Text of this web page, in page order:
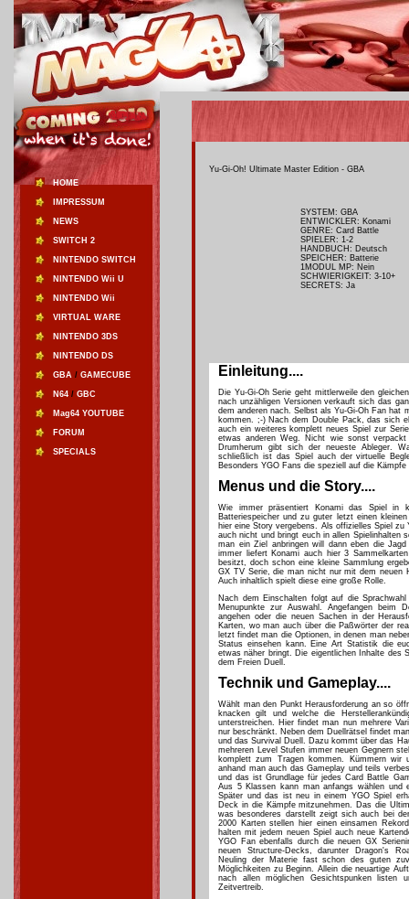
HOME
IMPRESSUM
NEWS
SWITCH 2
NINTENDO SWITCH
NINTENDO Wii U
NINTENDO Wii
VIRTUAL WARE
NINTENDO 3DS
NINTENDO DS
GBA / GAMECUBE
N64 / GBC
Mag64 YOUTUBE
FORUM
SPECIALS
Yu-Gi-Oh! Ultimate Master Edition - GBA
SYSTEM: GBA
ENTWICKLER: Konami
GENRE: Card Battle
SPIELER: 1-2
HANDBUCH: Deutsch
SPEICHER: Batterie
1MODUL MP: Nein
SCHWIERIGKEIT: 3-10+
SECRETS: Ja
Einleitung....
Die Yu-Gi-Oh Serie geht mittlerweile den
nach unzähligen Versionen verkauft sich das
dem anderen nach. Selbst als Yu-Gi-Oh Fan hat
kommen. ;-) Nach dem Double Pack, das sich
auch ein weiteres komplett neues Spiel zur
etwas anderen Weg. Nicht wie sonst
Drumherum gibt sich der neueste Ableger.
schließlich ist das Spiel auch der virtuelle
Besonders YGO Fans die speziell auf die
Menus und die Story....
Wie immer präsentiert Konami das Spiel in
Batteriespeicher und zu guter letzt einen
hier eine Story vergebens. Als offizielles Spiel
auch nicht und bringt euch in allen Spielinhalten
man ein Ziel anbringen will dann eben die
immer liefert Konami auch hier 3
besitzt, doch schon eine kleine Sammlung
GX TV Serie, die man nicht nur mit dem neuen
Auch inhaltlich spielt diese eine große Rolle.
Nach dem Einschalten folgt auf die
Menupunkte zur Auswahl. Angefangen beim
angehen oder die neuen Sachen in der
Karten, wo man auch über die Paßwörter der
letzt findet man die Optionen, in denen man
Status einsehen kann. Eine Art Statistik die
etwas näher bringt. Die eigentlichen Inhalte des
dem Freien Duell.
Technik und Gameplay....
Wählt man den Punkt Herausforderung an so
knacken gilt und welche die
unterstreichen. Hier findet man nun mehrere
nur beschränkt. Neben dem Duellrätsel findet
und das Survival Duell. Dazu kommt über das
mehreren Level Stufen immer neuen Gegnern
komplett zum Tragen kommen. Kümmern
anhand man auch das Gameplay und teils
und das ist Grundlage für jedes Card Battle
Aus 5 Klassen kann man anfangs wählen und
Später und das ist neu in einem YGO Spiel
Deck in die Kämpfe mitzunehmen. Das die
was besonderes darstellt zeigt sich auch bei
2000 Karten stellen hier einen einsamen
halten mit jedem neuen Spiel auch neue
YGO Fan ebenfalls durch die neuen GX
neuen Structure-Decks, darunter Dragon's
Neuling der Materie fast schon des guten
Möglichkeiten zu Beginn. Allein die neuartige
nach allen möglichen Gesichtspunken listen
Zeitvertreib.